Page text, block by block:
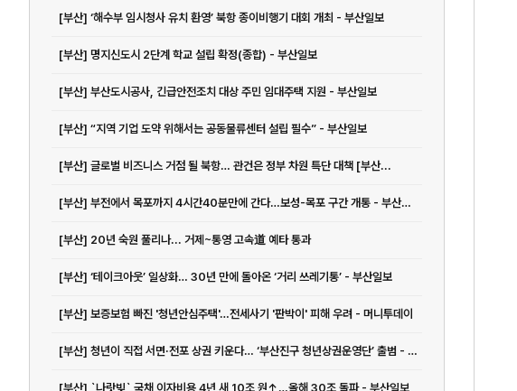
[부산] ‘해수부 임시청사 유치 환영’ 북항 종이비행기 대회 개최 - 부산일보
[부산] 명지신도시 2단계 학교 설립 확정(종합) - 부산일보
[부산] 부산도시공사, 긴급안전조치 대상 주민 임대주택 지원 - 부산일보
[부산] “지역 기업 도약 위해서는 공동물류센터 설립 필수” - 부산일보
[부산] 글로벌 비즈니스 거점 될 북항… 관건은 정부 차원 특단 대책 [부산...
[부산] 부전에서 목포까지 4시간40분만에 간다…보성-목포 구간 개통 - 부산일보
[부산] 20년 숙원 풀리나... 거제~통영 고속道 예타 통과
[부산] ‘테이크아웃’ 일상화… 30년 만에 돌아온 ‘거리 쓰레기통’ - 부산일보
[부산] 보증보험 빠진 '청년안심주택'…전세사기 '판박이' 피해 우려 - 머니투데이
[부산] 청년이 직접 서면·전포 상권 키운다… ‘부산진구 청년상권운영단’ 출범 - 부산일보
[부산] `나랏빚` 국채 이자비용 4년 새 10조 원↑…올해 30조 돌파 - 부산일보